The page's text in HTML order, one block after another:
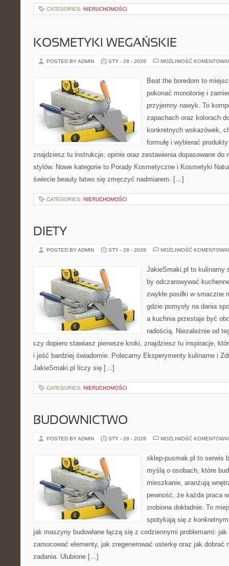
CATEGORIES: NIERUCHOMOŚCI
KOSMETYKI WEGAŃSKIE
POSTED BY ADMIN STY - 28 - 2026 MOŻLIWOŚĆ
Beat the boredom to
pokonać monotonię i
przyjemny nawyk. To
zapachach oraz kolorach
konkretnych wskazówek,
formułę i wybierać
znajdziesz tu instrukcje, opinie oraz zestawienia dopasowane do
stylów. Nowe kategorie to Porady Kosmetyczne i Kosmetyki
świecie beauty łatwo się zmęczyć nadmiarem. […]
CATEGORIES: NIERUCHOMOŚCI
DIETY
POSTED BY ADMIN STY - 28 - 2026 MOŻLIWOŚĆ
JakieSmaki.pl to kulinarny
by odczarowywać
zwykłe posiłki w smaczne
gdzie pomysły na dania
a kuchnia przestaje być
radością. Niezależnie od
czy dopiero stawiasz pierwsze kroki, znajdziesz tu inspiracje,
i jeść bardziej świadomie. Polecamy Eksperymenty kulinarne i
JakieSmaki.pl liczy się […]
CATEGORIES: NIERUCHOMOŚCI
BUDOWNICTWO
POSTED BY ADMIN STY - 28 - 2026 MOŻLIWOŚĆ
sklep-pusmak.pl to serwis
myślą o osobach, które
mieszkanie, aranżują
pewność, że każda praca
zrobiona dokładnie. To
spotykają się z
jak maszyny budowlane łączą się z codziennymi problemami:
zamocować elementy, jak zregenerować usterkę oraz jak dobrać
zadania. Ulubione […]